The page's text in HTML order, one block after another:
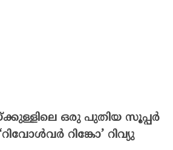
ഒരു പുതിയ സൂപ്പർ
റിങ്കോ’ റിവ്യു